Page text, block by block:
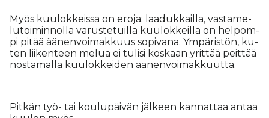
Myös kuu­lok­keis­sa on ero­ja: laa­duk­kail­la, vas­ta­me­
lu­toi­min­nol­la va­rus­te­tuil­la kuu­lok­keil­la on hel­pom­
pi pi­tää ää­nen­voi­mak­kuus so­pi­va­na. Ym­pä­ris­tön, ku­
ten lii­ken­teen me­lua ei tu­li­si kos­kaan yrit­tää peit­tää
nos­ta­mal­la kuu­lok­kei­den ää­nen­voi­mak­kuut­ta.
Pit­kän työ- tai kou­lu­päi­vän jäl­keen kan­nat­taa an­taa